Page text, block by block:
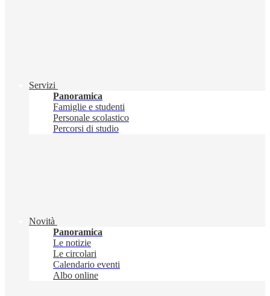
Servizi
Panoramica
Famiglie e studenti
Personale scolastico
Percorsi di studio
Novità
Panoramica
Le notizie
Le circolari
Calendario eventi
Albo online